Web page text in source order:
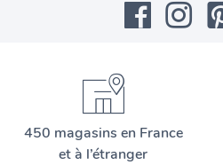
450 magasins en France
et à l’étranger